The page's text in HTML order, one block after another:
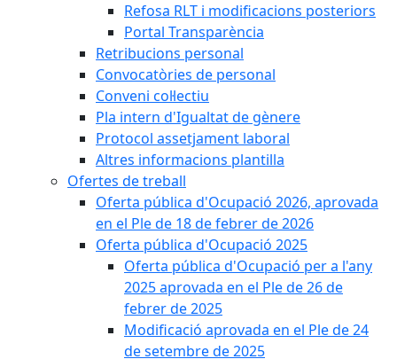
Refosa RLT i modificacions posteriors
Portal Transparència
Retribucions personal
Convocatòries de personal
Conveni col·lectiu
Pla intern d'Igualtat de gènere
Protocol assetjament laboral
Altres informacions plantilla
Ofertes de treball
Oferta pública d'Ocupació 2026, aprovada
en el Ple de 18 de febrer de 2026
Oferta pública d'Ocupació 2025
Oferta pública d'Ocupació per a l'any
2025 aprovada en el Ple de 26 de
febrer de 2025
Modificació aprovada en el Ple de 24
de setembre de 2025